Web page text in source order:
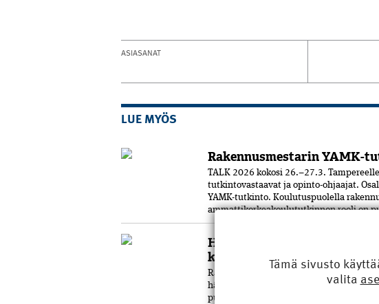
ASIASANAT
LUE MYÖS
Rakennusmestarin YAMK-
TALK 2026 kokosi 26.–27.3.
tutkintovastaavat ja opinto-ohjaajat.
YAMK-tutkinto. Koulutuspuolella
ammattikorkeakoulututkinnon rooli on
Hallituksen jäsen
kysyä
Rakennusinsinööri Antti Mäkelä, 60, on
hänestä tuli 21-vuo­tiaana
puheenjohtaja. Hallituspaikkoja eri
Tämä sivusto
valita